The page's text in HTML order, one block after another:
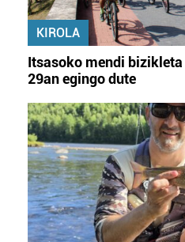
KIROLA
Itsasoko mendi
29an egingo dute